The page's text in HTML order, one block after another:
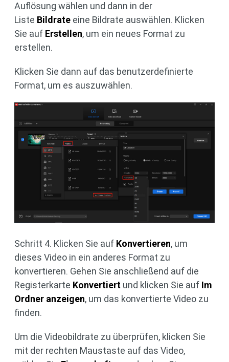
Auflösung wählen und dann in der
Liste Bildrate eine Bildrate auswählen. Klicken
Sie auf Erstellen, um ein neues Format zu
erstellen.
Klicken Sie dann auf das benutzerdefinierte
Format, um es auszuwählen.
Schritt 4. Klicken Sie auf Konvertieren, um
dieses Video in ein anderes Format zu
konvertieren. Gehen Sie anschließend auf die
Registerkarte Konvertiert und klicken Sie auf Im
Ordner anzeigen, um das konvertierte Video zu
finden.
Um die Videobildrate zu überprüfen, klicken Sie
mit der rechten Maustaste auf das Video,